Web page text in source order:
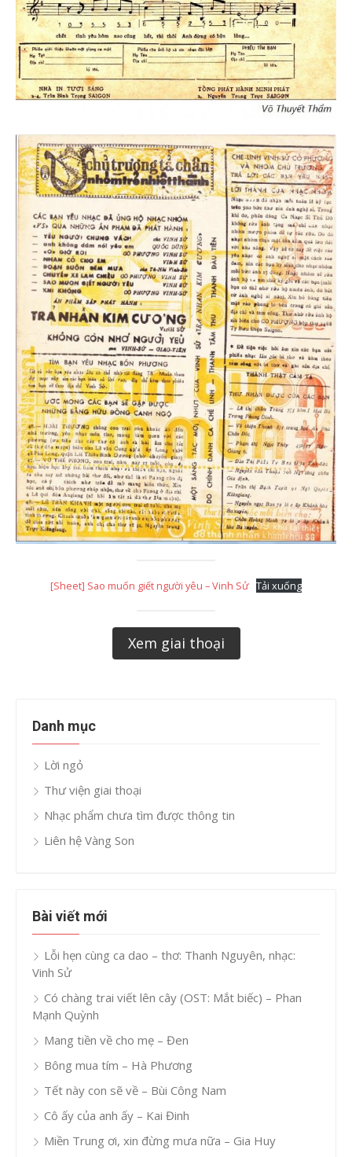
[Sheet] Sao muốn giết người yêu – Vinh Sử Tải xuống
Xem giai thoại
Danh mục
Lời ngỏ
Thư viện giai thoại
Nhạc phẩm chưa tìm được thông tin
Liên hệ Vàng Son
Bài viết mới
Lỗi hẹn cùng ca dao – thơ: Thanh Nguyên, nhạc:
Vinh Sử
Có chàng trai viết lên cây (OST: Mắt biếc) – Phan
Mạnh Quỳnh
Mang tiền về cho mẹ – Đen
Bông mua tím – Hà Phương
Tết này con sẽ về – Bùi Công Nam
Cô ấy của anh ấy – Kai Đinh
Miền Trung ơi, xin đừng mưa nữa – Gia Huy